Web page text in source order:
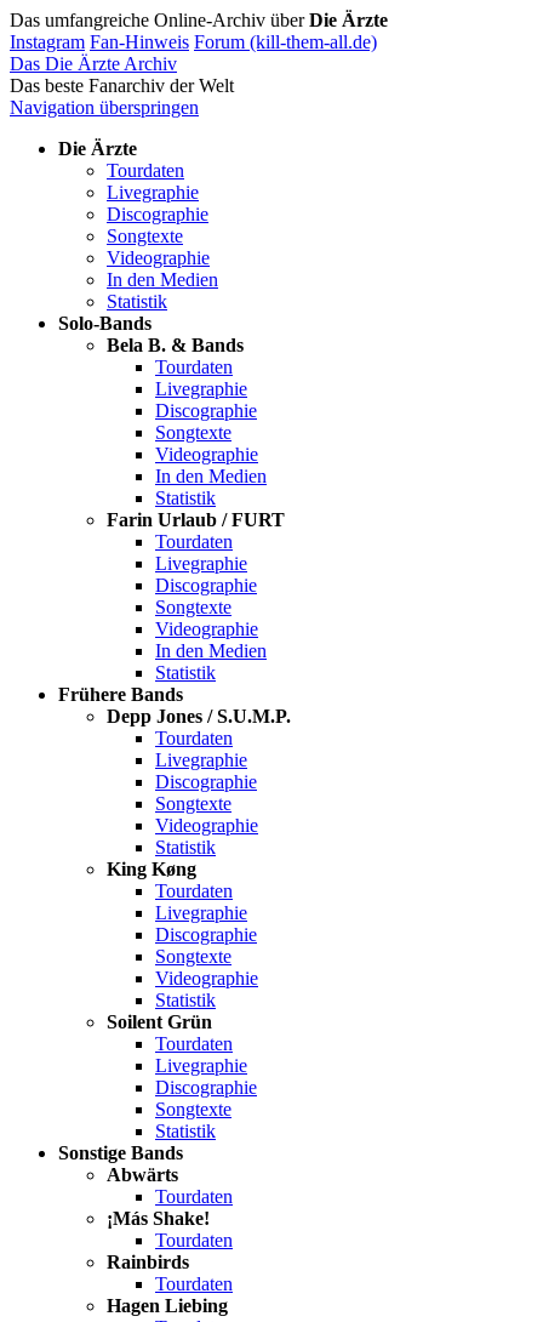
Das umfangreiche Online-Archiv überDie Ärzte
Instagram Fan-Hinweis Forum (kill-them-all.de)
Das Die Ärzte Archiv
Das beste Fanarchiv der Welt
Navigation überspringen
Die Ärzte
Tourdaten
Livegraphie
Discographie
Songtexte
Videographie
In den Medien
Statistik
Solo-Bands
Bela B. & Bands
Tourdaten
Livegraphie
Discographie
Songtexte
Videographie
In den Medien
Statistik
Farin Urlaub / FURT
Tourdaten
Livegraphie
Discographie
Songtexte
Videographie
In den Medien
Statistik
Frühere Bands
Depp Jones / S.U.M.P.
Tourdaten
Livegraphie
Discographie
Songtexte
Videographie
Statistik
King Køng
Tourdaten
Livegraphie
Discographie
Songtexte
Videographie
Statistik
Soilent Grün
Tourdaten
Livegraphie
Discographie
Songtexte
Statistik
Sonstige Bands
Abwärts
Tourdaten
¡Más Shake!
Tourdaten
Rainbirds
Tourdaten
Hagen Liebing